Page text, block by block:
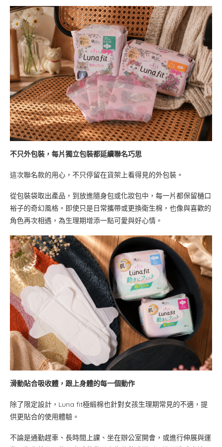
不只外包裝，每片獨立包裝都延續聯名巧思
這次聯名款的用心，不只停留在貨架上看得見的外包裝。
從包裝袋取出產品，到放進隨身包或化妝包中，每一片都保留樋口
裕子的奇幻風格。即使只是日常攜帶或更換衛生棉，也像與喜歡的
角色再次相遇，為生理期增添一點可愛與好心情。
滑動貼合吸收體，跟上身體的每一個動作
除了限定設計，Luna fit極緞棉也針對女孩生理期常見的不適，提
供更貼合的使用體驗。
不論是通勤趕車、長時間上課、坐在辦公室開會，或進行伸展與運